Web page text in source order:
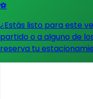
⚽
¿Estás listo para este
partido o a alguno de
reserva tu